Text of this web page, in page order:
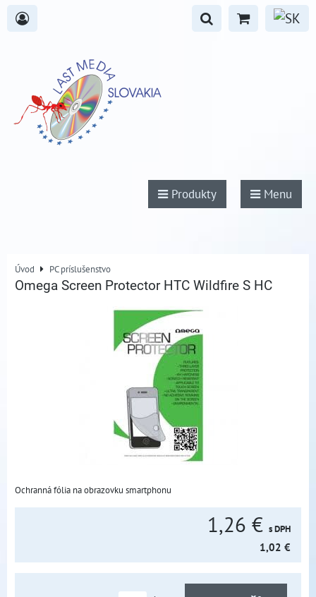
Produkty Menu
Úvod PC príslušenstvo
Omega Screen Protector HTC Wildfire S HC
Ochranná fólia na obrazovku smartphonu
1,26 € s DPH
1,02 €